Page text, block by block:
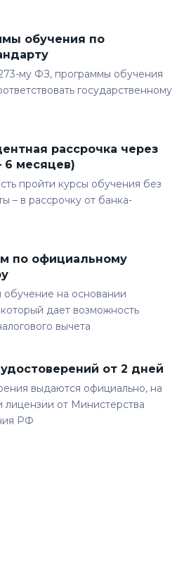
обучения по
му ФЗ, программы обучения
государственному
рассрочка через
6 месяцев)
пройти курсы обучения без
– в рассрочку от банка-
по официальному
на основании
дает возможность
вычета
от 2 дней
выдаются официально, на
лицензии от Министерства
РФ